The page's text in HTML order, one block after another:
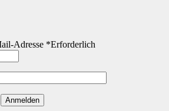
Adresse *Erforderlich
Anmelden